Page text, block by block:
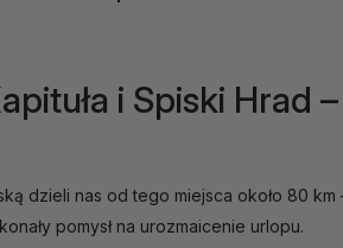
i Spiski Hrad
dzieli nas od tego miejsca około 80
pomysł na urozmaicenie urlopu.